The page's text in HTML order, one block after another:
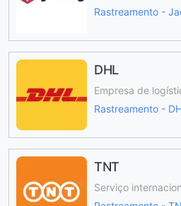
Rastreamento -
DHL
Empresa de
Rastreamento -
TNT
Serviço